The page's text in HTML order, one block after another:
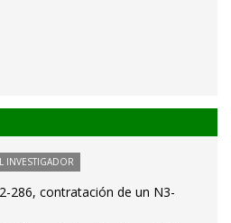
INVESTIGADOR
286, contratación de un N3-